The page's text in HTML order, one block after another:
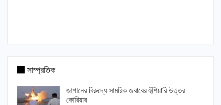
সাম্প্রতিক
জাপানের বিরুদ্ধে সামরিক জবাবের হুঁশিয়ারি উত্তর
কোরিয়ার